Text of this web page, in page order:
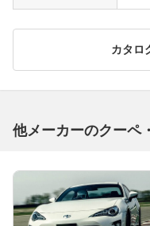
カタロ
他メーカーのクーペ